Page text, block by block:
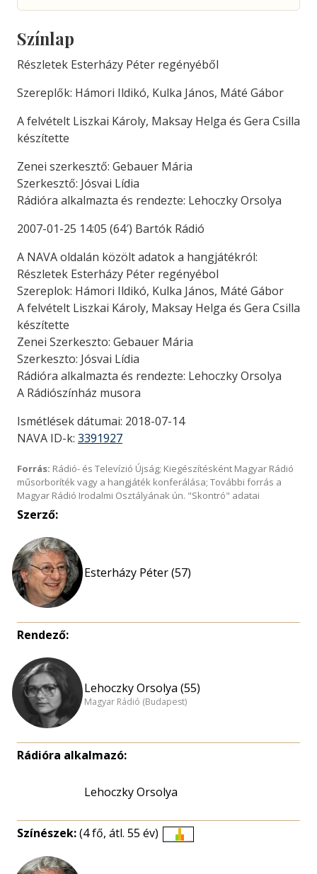
Színlap
Részletek Esterházy Péter regényéből
Szereplők: Hámori Ildikó, Kulka János, Máté Gábor
A felvételt Liszkai Károly, Maksay Helga és Gera Csilla
készítette
Zenei szerkesztő: Gebauer Mária
Szerkesztő: Jósvai Lídia
Rádióra alkalmazta és rendezte: Lehoczky Orsolya
2007-01-25 14:05 (64′) Bartók Rádió
A NAVA oldalán közölt adatok a hangjátékról:
Részletek Esterházy Péter regényébol
Szereplok: Hámori Ildikó, Kulka János, Máté Gábor
A felvételt Liszkai Károly, Maksay Helga és Gera Csilla
készítette
Zenei Szerkeszto: Gebauer Mária
Szerkeszto: Jósvai Lídia
Rádióra alkalmazta és rendezte: Lehoczky Orsolya
A Rádiószínház musora
Ismétlések dátumai: 2018-07-14
NAVA ID-k: 3391927
Forrás: Rádió- és Televízió Újság; Kiegészítésként Magyar Rádió
műsorboríték vagy a hangjáték konferálása; További forrás a
Magyar Rádió Irodalmi Osztályának ún. "Skontró" adatai
Szerző:
Esterházy Péter (57)
Rendező:
Lehoczky Orsolya (55)
Magyar Rádió (Budapest)
Rádióra alkalmazó:
Lehoczky Orsolya
Színészek:(4 fő, átl. 55 év)